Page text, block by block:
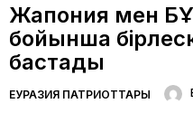
Жапония мен
бойынша
бастады
ЕУРАЗИЯ ПАТРИОТТАРЫ